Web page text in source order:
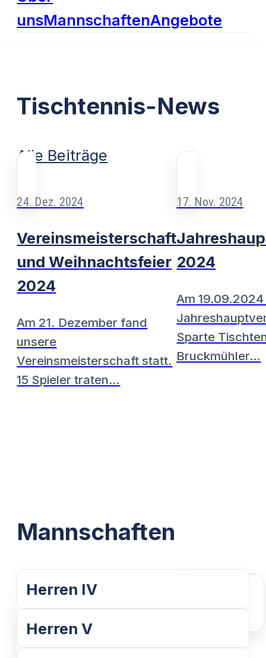
unsMannschaftenAngebote
Tischtennis-News
Alle Beiträge
24. Dez. 2024
Vereinsmeisterschaft
und Weihnachtsfeier
2024
Am 21. Dezember fand
unsere
Vereinsmeisterschaft statt.
15 Spieler traten…
Weiterlesen
17. Nov. 2024
2024
Am
Sparte
Bruckmühler…
Weiterlesen
Mannschaften
Herren IV
Herren V